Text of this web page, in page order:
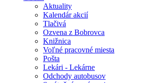
Aktuality
Kalendár akcií
Tlačivá
Ozvena z Bobrovca
Knižnica
Voľné pracovné miesta
Pošta
Lekári - Lekárne
Odchody autobusov